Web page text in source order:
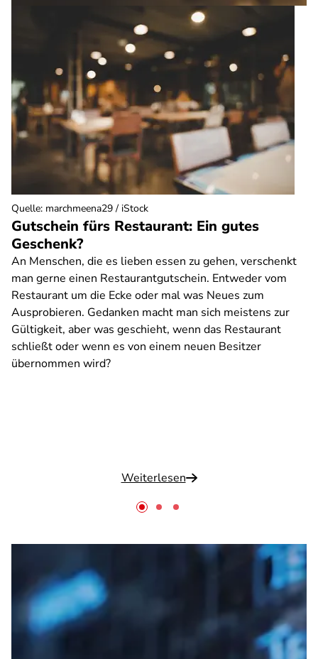
Gutschein fürs Restaurant: Ein gutes
Geschenk?
An Menschen, die es lieben essen zu gehen, verschenkt
man gerne einen Restaurantgutschein. Entweder vom
Restaurant um die Ecke oder mal was Neues zum
Ausprobieren. Gedanken macht man sich meistens zur
Gültigkeit, aber was geschieht, wenn das Restaurant
schließt oder wenn es von einem neuen Besitzer
übernommen wird?
Weiterlesen
Quelle: marchmeena29 / iStock